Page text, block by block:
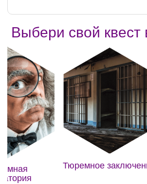
Выбери свой квест
Тюремное